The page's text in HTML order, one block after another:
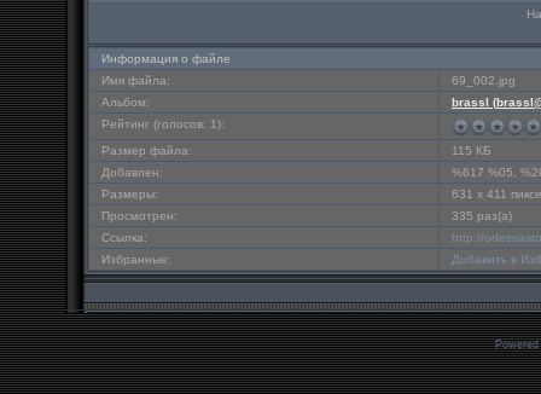
Информация о файле
Имя файла:
69_002.jpg
Альбом:
brassl (
Рейтинг (голосов: 1):
Размер файла:
115 КБ
Добавлен:
%617 %05,
Размеры:
631 x 411
Просмотрен:
335 раз(а)
Ссылка:
http://
Избранные:
Добавить в